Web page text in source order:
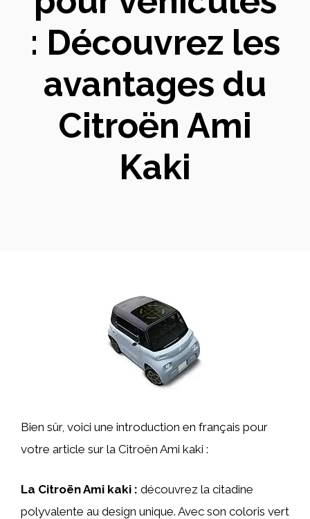
: Découvrez les
avantages du
Citroën Ami
Kaki
Bien sûr, voici une introduction en français pour
votre article sur la Citroën Ami kaki :
La Citroën Ami kaki : découvrez la citadine
polyvalente au design unique. Avec son coloris vert